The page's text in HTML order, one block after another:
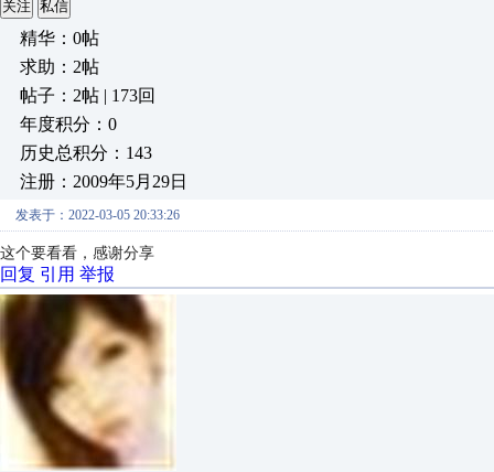
关注 私信
精华：0帖
求助：2帖
帖子：2帖 | 173回
年度积分：0
历史总积分：143
注册：2009年5月29日
发表于：2022-03-05 20:33:26
这个要看看，感谢分享
回复 引用 举报